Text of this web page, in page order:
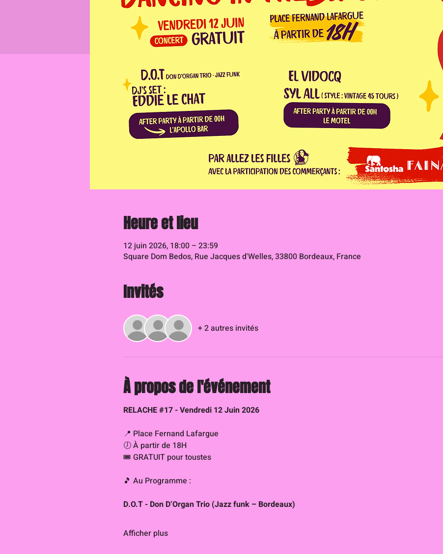
Heure et lieu
12 juin 2026, 18:00 – 23:59
Square Dom Bedos, Rue Jacques d'Welles, 33800 Bordeaux, France
Invités
+ 2 autres invités
À propos de l'événement
RELACHE #17 - Vendredi 12 Juin 2026
📍 Place Fernand Lafargue
🕖 À partir de 18H
🎟 GRATUIT pour toustes
🎵 Au Programme :
D.O.T - Don D’Organ Trio (Jazz funk – Bordeaux)
Afficher plus